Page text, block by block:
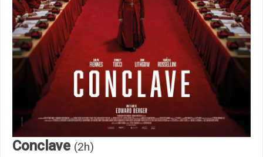
Conclave (2h)